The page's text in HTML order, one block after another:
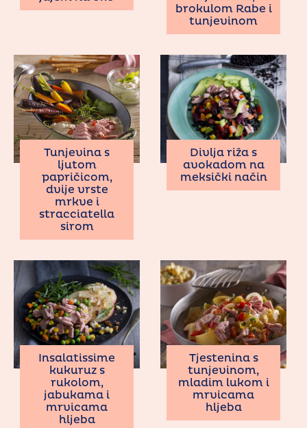
brokulom Rabe i
tunjevinom
Tunjevina s
ljutom
papričicom,
dvije vrste
mrkve i
stracciatella
sirom
Divlja riža s
avokadom na
meksički način
Insalatissime
kukuruz s
rukolom,
jabukama i
mrvicama
hljeba
Tjestenina s
tunjevinom,
mladim lukom i
mrvicama
hljeba